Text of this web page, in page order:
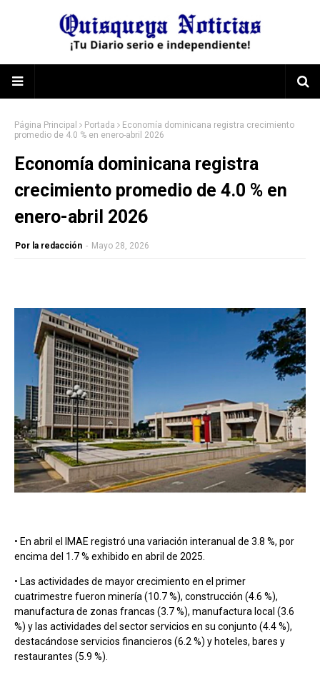
Página Principal Portada
Economía dominicana registra crecimiento
promedio de 4.0 % en enero-abril 2026
Economía dominicana registra
crecimiento promedio de 4.0 % en
enero-abril 2026
Por la redacción - Mayo 28, 2026
• En abril el IMAE registró una variación interanual de 3.8 %, por
encima del 1.7 % exhibido en abril de 2025.
• Las actividades de mayor crecimiento en el primer
cuatrimestre fueron minería (10.7 %), construcción (4.6 %),
manufactura de zonas francas (3.7 %), manufactura local (3.6
%) y las actividades del sector servicios en su conjunto (4.4 %),
destacándose servicios financieros (6.2 %) y hoteles, bares y
restaurantes (5.9 %).